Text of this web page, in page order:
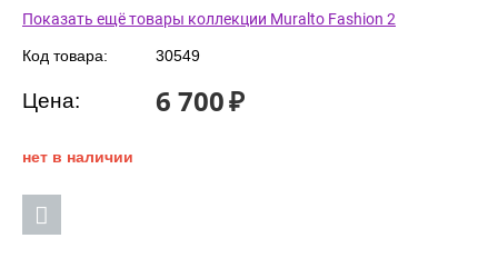
Показать ещё товары коллекции Muralto Fashion 2
Код товара: 30549
Цена: 6 700₽
нет в наличии